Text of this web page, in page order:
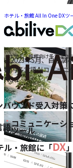
ホテル・旅館 All In One DXツ
ま
で
ジ
ン
プ
で
ジ
ャ
ン
プホテル・旅館向け多言語コ
バウンド受入対策
語コミュニケーシ
ツール
ル・旅館に「DX
※2023年5月、自社調
館内多言語Aiコミュニ
NO.1